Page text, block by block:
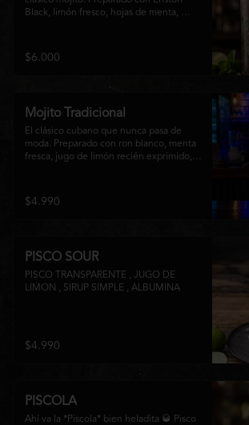
Black, limón fresco, hojas de menta,
equilibrio perfecto entre frescura, dulzor
y un ligero toque cítrico, convirtiéndolo
$6.000
Mojito Tradicional
El clásico cubano que nunca pasa de
moda. Preparado con ron blanco, menta
fresca, jugo de limón recién exprimido,
aromático y perfectamente equilibrado,
ideal para disfrutar en cualquier ocasión.
$4.990
PISCO SOUR
PISCO TRANSPARENTE , JUGO DE
LIMON , SIRUP SIMPLE , ALBUMINA
$4.990
PISCOLA
Ahí va la *Piscola* bien heladita 🥃 Pisco